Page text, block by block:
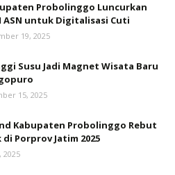
Probolinggo Luncurkan
ASN untuk Digitalisasi Cuti
19, 2025
Susu Jadi Magnet Wisata Baru
15, 2025
Kabupaten Probolinggo Rebut
Porprov Jatim 2025
2025